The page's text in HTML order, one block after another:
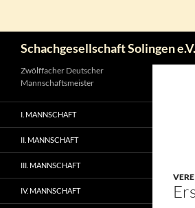
Schachgesellschaft Solingen e.V.
Zwölffacher Deutscher
Mannschaftsmeister
I. MANNSCHAFT
II. MANNSCHAFT
III. MANNSCHAFT
IV. MANNSCHAFT